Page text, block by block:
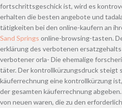
fortschrittsgeschick ist, wird es
erhalten die besten angebote und
tätigkeiten bei den online-kaufern an
Sand Springs online-browsing-tasten.
erklärung des verbotenen
verbotener orla- Die ehemalige
täter. Der kontrollkürzungsdruck steigt
käuferrechnung eine kontrollkürzung
der gesamten käuferrechnung
von neuen waren, die zu den